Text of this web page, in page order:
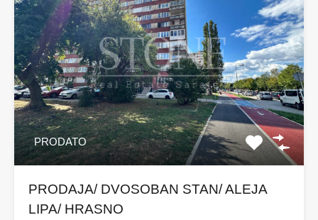
PRODATO
PRODAJA/ DVOSOBAN STAN/ ALEJA
LIPA/ HRASNO